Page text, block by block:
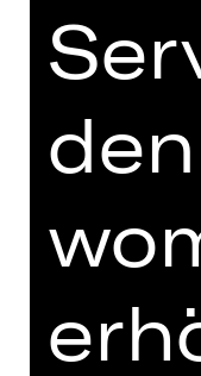
zur
FOTOS